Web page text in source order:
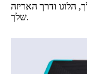
הלוגו ודרך האריזה
שלך.